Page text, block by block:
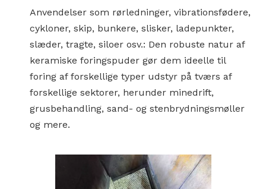
Anvendelser som rørledninger, vibrationsfødere,
cykloner, skip, bunkere, slisker, ladepunkter,
slæder, tragte, siloer osv.: Den robuste natur af
keramiske foringspuder gør dem ideelle til
foring af forskellige typer udstyr på tværs af
forskellige sektorer, herunder minedrift,
grusbehandling, sand- og stenbrydningsmøller
og mere.